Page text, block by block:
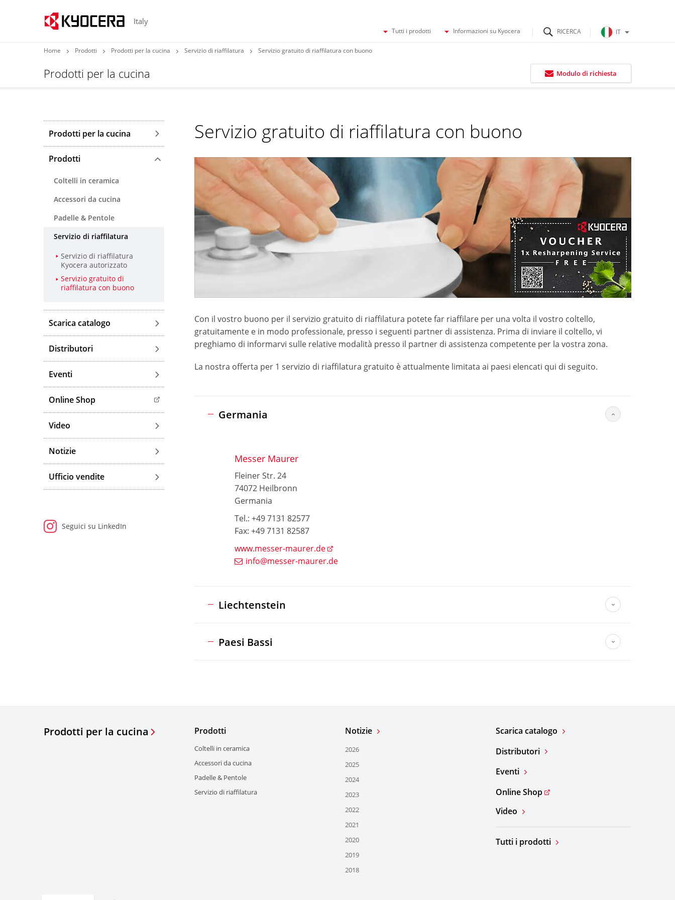
Italy
Tutti i prodotti Informazioni su Kyocera IT
Home Prodotti Prodotti per la cucina Servizio di riaffilatura Servizio gratuito di riaffilatura con buono
Prodotti per la cucina Modulo di richiesta
Servizio gratuito di riaffilatura con buono
Con il vostro buono per il servizio gratuito di riaffilatura potete far riaffilare per una volta il vostro coltello,
gratuitamente e in modo professionale, presso i seguenti partner di assistenza. Prima di inviare il coltello, vi
preghiamo di informarvi sulle relative modalità presso il partner di assistenza competente per la vostra zona.
La nostra offerta per 1 servizio di riaffilatura gratuito è attualmente limitata ai paesi elencati qui di seguito.
Germania
Messer Maurer
Fleiner Str. 24
74072 Heilbronn
Germania
Tel.: +49 7131 82577
Fax: +49 7131 82587
www.messer-maurer.de
info@messer-maurer.de
Liechtenstein
Paesi Bassi
Prodotti per la cucina
Prodotti
Coltelli in ceramica
Accessori da cucina
Padelle & Pentole
Servizio di riaffilatura
Servizio di riaffilatura
Kyocera autorizzato
Servizio gratuito di
riaffilatura con buono
Scarica catalogo
Distributori
Eventi
Online Shop
Video
Notizie
Ufficio vendite
Seguici su LinkedIn
Prodotti per la cucina Prodotti
Coltelli in ceramica
Accessori da cucina
Padelle & Pentole
Servizio di riaffilatura
Notizie
2026
2025
2024
2023
2022
2021
2020
2019
2018
Scarica catalogo
Distributori
Eventi
Online Shop
Video
Tutti i prodotti